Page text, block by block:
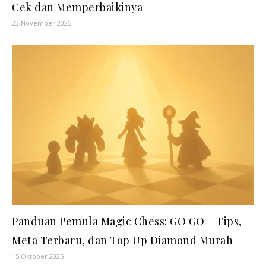
Cek dan Memperbaikinya
23 November 2025
Panduan Pemula Magic Chess: GO GO – Tips,
Meta Terbaru, dan Top Up Diamond Murah
15 Oktober 2025